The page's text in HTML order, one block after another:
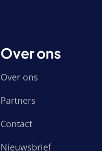
Over ons
Over ons
Partners
Contact
Nieuwsbrief